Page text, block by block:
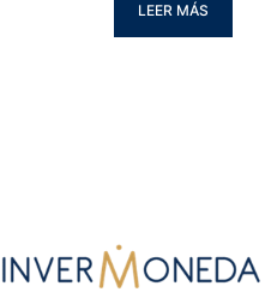
LEER MÁS